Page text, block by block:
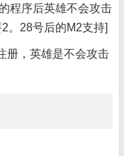
程序后英雄不会攻击
。28号后的M2支持]
册，英雄是不会攻击